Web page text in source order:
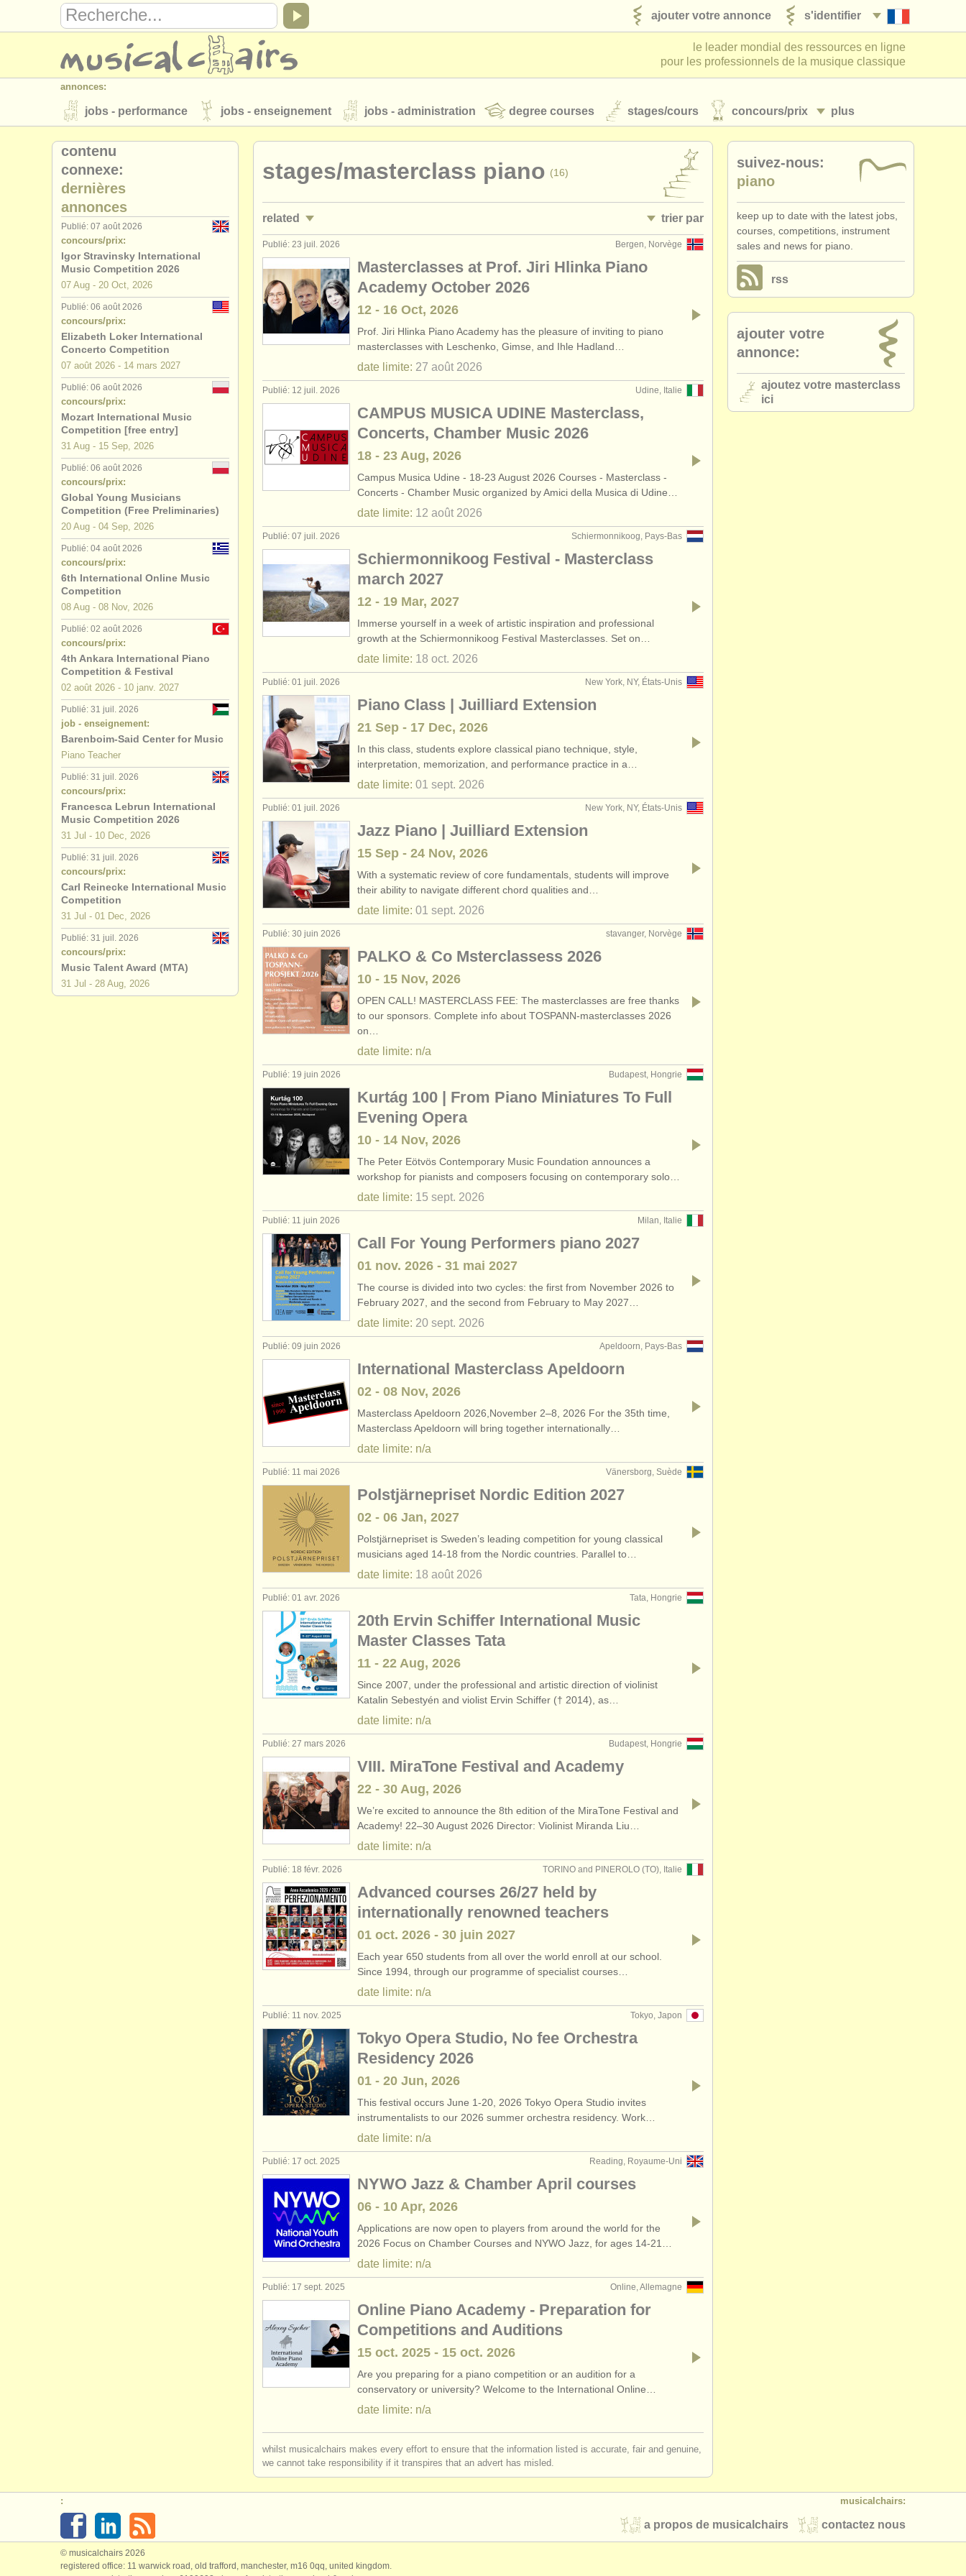
s'identifier
ajouter votre annonce
le leader mondial des ressources en ligne
pour les professionnels de la musique classique
annonces:
plus
jobs - performance jobs - enseignement jobs - administration degree courses stages/cours concours/prix
instruments à vendre instruments volés
annuaires:
orchestres et l'opéra
musicalchairs:
a propos de musicalchairs contactez nous actualités musique classique
éditeurs:
ajouter votre annonce find out about ourATS ATSfaq s'identifier
stages/masterclass piano (16)
related trier par
jobs - performance: piano
jobs - enseignement: piano (10)
stages/cours: piano accompaniment
degree courses: piano (11)
degree courses: clavecin (7)
degree courses: piano accompaniment (3)
concours de piano
piano perdu (5)
instruments volés: clavier (21)
• publiée
dates held
Bergen, Norvège
Publié: 23 juil. 2026
Masterclasses at Prof. Jiri Hlinka Piano
Academy October 2026
12 - 16 Oct, 2026
Prof. Jiri Hlinka Piano Academy has the pleasure of inviting to piano
masterclasses with Leschenko, Gimse, and Ihle Hadland…
date limite: 27 août 2026
Udine, Italie
Publié: 12 juil. 2026
CAMPUS MUSICA UDINE Masterclass,
Concerts, Chamber Music 2026
18 - 23 Aug, 2026
Campus Musica Udine - 18-23 August 2026 Courses - Masterclass -
Concerts - Chamber Music organized by Amici della Musica di Udine…
date limite: 12 août 2026
Schiermonnikoog, Pays-Bas
Publié: 07 juil. 2026
Schiermonnikoog Festival - Masterclass
march 2027
12 - 19 Mar, 2027
Immerse yourself in a week of artistic inspiration and professional
growth at the Schiermonnikoog Festival Masterclasses. Set on…
date limite: 18 oct. 2026
New York, NY, États-Unis
Publié: 01 juil. 2026
Piano Class | Juilliard Extension
21 Sep - 17 Dec, 2026
In this class, students explore classical piano technique, style,
interpretation, memorization, and performance practice in a…
date limite: 01 sept. 2026
New York, NY, États-Unis
Publié: 01 juil. 2026
Jazz Piano | Juilliard Extension
15 Sep - 24 Nov, 2026
With a systematic review of core fundamentals, students will improve
their ability to navigate different chord qualities and…
date limite: 01 sept. 2026
stavanger, Norvège
Publié: 30 juin 2026
PALKO & Co Msterclassess 2026
10 - 15 Nov, 2026
OPEN CALL! MASTERCLASS FEE: The masterclasses are free thanks
to our sponsors. Complete info about TOSPANN-masterclasses 2026
on…
date limite: n/a
Budapest, Hongrie
Publié: 19 juin 2026
Kurtág 100 | From Piano Miniatures To Full
Evening Opera
10 - 14 Nov, 2026
The Peter Eötvös Contemporary Music Foundation announces a
workshop for pianists and composers focusing on contemporary solo…
date limite: 15 sept. 2026
Milan, Italie
Publié: 11 juin 2026
Call For Young Performers piano 2027
01 nov. 2026 - 31 mai 2027
The course is divided into two cycles: the first from November 2026 to
February 2027, and the second from February to May 2027…
date limite: 20 sept. 2026
Apeldoorn, Pays-Bas
Publié: 09 juin 2026
International Masterclass Apeldoorn
02 - 08 Nov, 2026
Masterclass Apeldoorn 2026,November 2–8, 2026 For the 35th time,
Masterclass Apeldoorn will bring together internationally…
date limite: n/a
Vänersborg, Suède
Publié: 11 mai 2026
Polstjärnepriset Nordic Edition 2027
02 - 06 Jan, 2027
Polstjärnepriset is Sweden’s leading competition for young classical
musicians aged 14-18 from the Nordic countries. Parallel to…
date limite: 18 août 2026
Tata, Hongrie
Publié: 01 avr. 2026
20th Ervin Schiffer International Music
Master Classes Tata
11 - 22 Aug, 2026
Since 2007, under the professional and artistic direction of violinist
Katalin Sebestyén and violist Ervin Schiffer († 2014), as…
date limite: n/a
Budapest, Hongrie
Publié: 27 mars 2026
VIII. MiraTone Festival and Academy
22 - 30 Aug, 2026
We’re excited to announce the 8th edition of the MiraTone Festival and
Academy! 22–30 August 2026 Director: Violinist Miranda Liu…
date limite: n/a
TORINO and PINEROLO (TO), Italie
Publié: 18 févr. 2026
Advanced courses 26/27 held by
internationally renowned teachers
01 oct. 2026 - 30 juin 2027
Each year 650 students from all over the world enroll at our school.
Since 1994, through our programme of specialist courses…
date limite: n/a
Tokyo, Japon
Publié: 11 nov. 2025
Tokyo Opera Studio, No fee Orchestra
Residency 2026
01 - 20 Jun, 2026
This festival occurs June 1-20, 2026 Tokyo Opera Studio invites
instrumentalists to our 2026 summer orchestra residency. Work…
date limite: n/a
Reading, Royaume-Uni
Publié: 17 oct. 2025
NYWO Jazz & Chamber April courses
06 - 10 Apr, 2026
Applications are now open to players from around the world for the
2026 Focus on Chamber Courses and NYWO Jazz, for ages 14-21…
date limite: n/a
Online, Allemagne
Publié: 17 sept. 2025
Online Piano Academy - Preparation for
Competitions and Auditions
15 oct. 2025 - 15 oct. 2026
Are you preparing for a piano competition or an audition for a
conservatory or university? Welcome to the International Online…
date limite: n/a
whilst musicalchairs makes every effort to ensure that the information listed is accurate, fair and genuine,
we cannot take responsibility if it transpires that an advert has misled.
contenu
connexe:
dernières
annonces
Publié: 07 août 2026
concours/prix:
Igor Stravinsky International
Music Competition 2026
07 Aug - 20 Oct, 2026
Publié: 06 août 2026
concours/prix:
Elizabeth Loker International
Concerto Competition
07 août 2026 - 14 mars 2027
Publié: 06 août 2026
concours/prix:
Mozart International Music
Competition [free entry]
31 Aug - 15 Sep, 2026
Publié: 06 août 2026
concours/prix:
Global Young Musicians
Competition (Free Preliminaries)
20 Aug - 04 Sep, 2026
Publié: 04 août 2026
concours/prix:
6th International Online Music
Competition
08 Aug - 08 Nov, 2026
Publié: 02 août 2026
concours/prix:
4th Ankara International Piano
Competition & Festival
02 août 2026 - 10 janv. 2027
Publié: 31 juil. 2026
job - enseignement:
Barenboim-Said Center for Music
Piano Teacher
Publié: 31 juil. 2026
concours/prix:
Francesca Lebrun International
Music Competition 2026
31 Jul - 10 Dec, 2026
Publié: 31 juil. 2026
concours/prix:
Carl Reinecke International Music
Competition
31 Jul - 01 Dec, 2026
Publié: 31 juil. 2026
concours/prix:
Music Talent Award (MTA)
31 Jul - 28 Aug, 2026
suivez-nous:
piano
keep up to date with the latest jobs,
courses, competitions, instrument
sales and news for piano.
rss
ajouter votre
annonce:
ajoutez votre masterclass
ici
musicalchairs:
contactez nous
a propos de musicalchairs
:
© musicalchairs 2026
registered office: 11 warwick road, old trafford, manchester, m16 0qq, united kingdom.